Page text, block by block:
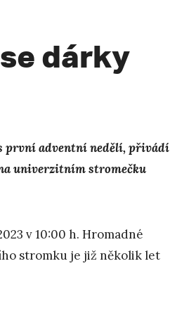
dárky
první adventní nedělí, přivádí
univerzitním stromečku
v 10:00 h. Hromadné
stromku je již několik let